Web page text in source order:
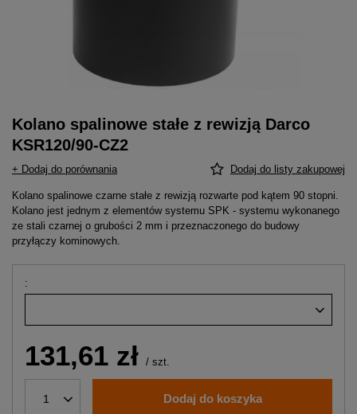
Kolano spalinowe stałe z rewizją Darco
KSR120/90-CZ2
+ Dodaj do porównania Dodaj do listy zakupowej
Kolano spalinowe czarne stałe z rewizją rozwarte pod kątem 90 stopni.
Kolano jest jednym z elementów systemu SPK - systemu wykonanego
ze stali czarnej o grubości 2 mm i przeznaczonego do budowy
przyłączy kominowych.
131,61 zł / szt.
1 Dodaj do koszyka